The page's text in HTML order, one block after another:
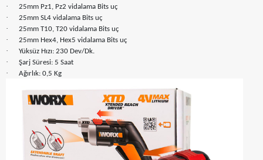
· 25mm Pz1, Pz2 vidalama Bits uç
· 25mm SL4 vidalama Bits uç
· 25mm T10, T20 vidalama Bits uç
· 25mm Hex4, Hex5 vidalama Bits uç
· Yüksüz Hızı: 230 Dev/Dk.
· Şarj Süresi: 5 Saat
· Ağırlık: 0,5 Kg